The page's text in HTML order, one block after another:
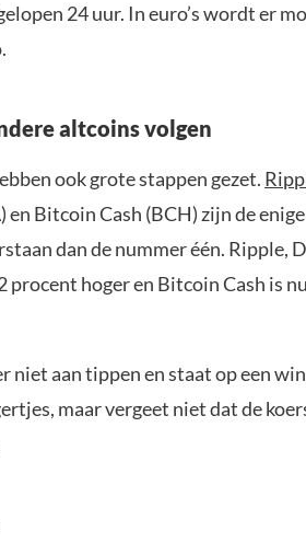
24 uur. In euro’s wordt er
altcoins volgen
ook grote stappen gezet.
en Bitcoin Cash (BCH) zijn de
dan de nummer één. Ripple,
procent hoger en Bitcoin Cash is
niet aan tippen en staat op een
maar vergeet niet dat de